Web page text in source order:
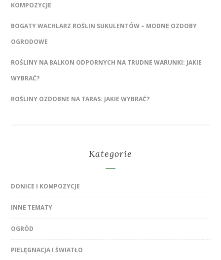
KOMPOZYCJE
BOGATY WACHLARZ ROŚLIN SUKULENTÓW – MODNE OZDOBY
OGRODOWE
ROŚLINY NA BALKON ODPORNYCH NA TRUDNE WARUNKI: JAKIE
WYBRAĆ?
ROŚLINY OZDOBNE NA TARAS: JAKIE WYBRAĆ?
Kategorie
DONICE I KOMPOZYCJE
INNE TEMATY
OGRÓD
PIELĘGNACJA I ŚWIATŁO